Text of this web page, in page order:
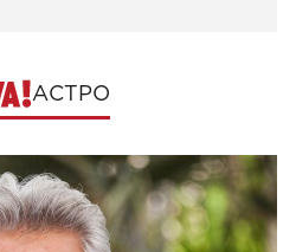
АСТРО